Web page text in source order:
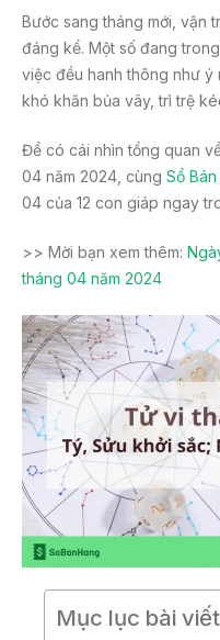
b
o
o
k
Bước sang tháng mới, vận
đáng kể. Một số đang
việc đều hanh thông như ý
khó khăn bủa vây, trì trệ
Để có cái nhìn tổng quan
04 năm 2024, cùng Sổ
04 của 12 con giáp ngay
>> Mời bạn xem thêm:
tháng 04 năm 2024
Mục lục bài viết